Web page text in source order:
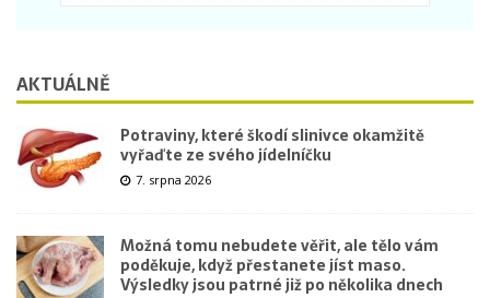
AKTUÁLNĚ
Potraviny, které škodí slinivce okamžitě
vyřaďte ze svého jídelníčku
7. srpna 2026
Možná tomu nebudete věřit, ale tělo vám
poděkuje, když přestanete jíst maso.
Výsledky jsou patrné již po několika dnech